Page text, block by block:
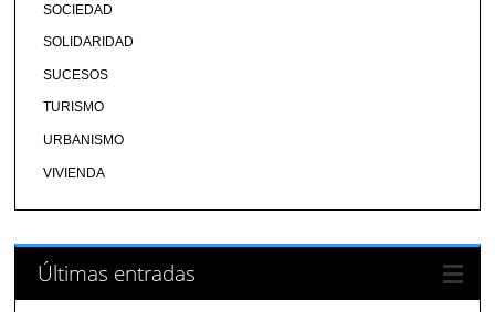
SOCIEDAD
SOLIDARIDAD
SUCESOS
TURISMO
URBANISMO
VIVIENDA
Últimas entradas